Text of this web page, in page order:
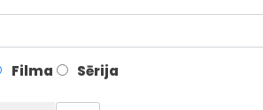
Filma Sērija